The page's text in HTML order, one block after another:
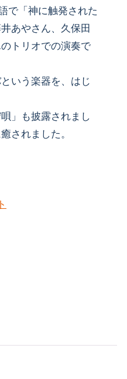
で「神に触発された
あやさん、久保田
トリオでの演奏で
いう楽器を、はじ
」も披露されまし
されました。